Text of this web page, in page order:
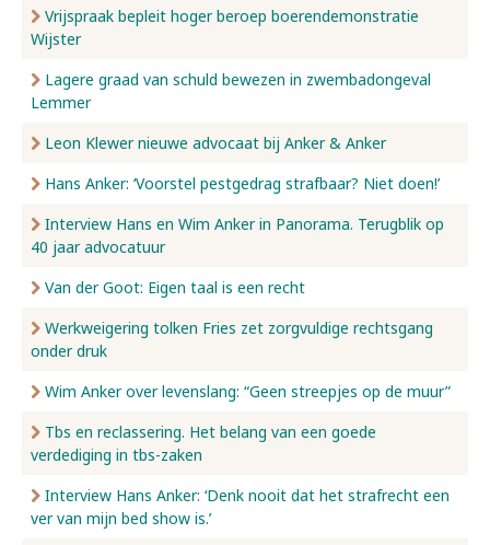
Vrijspraak bepleit hoger beroep boerendemonstratie
Wijster
Lagere graad van schuld bewezen in zwembadongeval
Lemmer
Leon Klewer nieuwe advocaat bij Anker & Anker
Hans Anker: ‘Voorstel pestgedrag strafbaar? Niet doen!’
Interview Hans en Wim Anker in Panorama. Terugblik op
40 jaar advocatuur
Van der Goot: Eigen taal is een recht
Werkweigering tolken Fries zet zorgvuldige rechtsgang
onder druk
Wim Anker over levenslang: “Geen streepjes op de muur”
Tbs en reclassering. Het belang van een goede
verdediging in tbs-zaken
Interview Hans Anker: ‘Denk nooit dat het strafrecht een
ver van mijn bed show is.’